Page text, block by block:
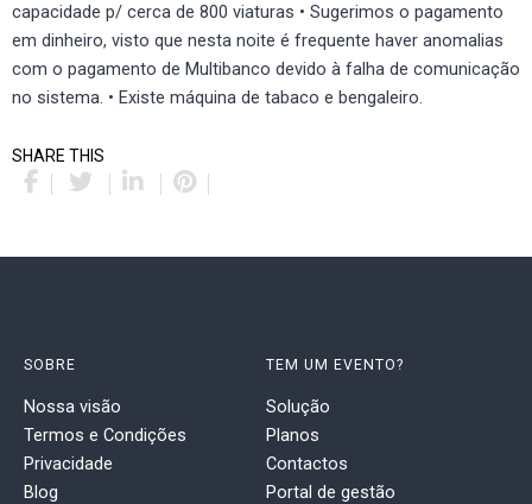
capacidade p/ cerca de 800 viaturas • Sugerimos o pagamento
em dinheiro, visto que nesta noite é frequente haver anomalias
com o pagamento de Multibanco devido à falha de comunicação
no sistema. • Existe máquina de tabaco e bengaleiro.
SHARE THIS
SOBRE
Nossa visão
Termos e Condições
Privacidade
Blog
TEM UM EVENTO?
Solução
Planos
Contactos
Portal de gestão